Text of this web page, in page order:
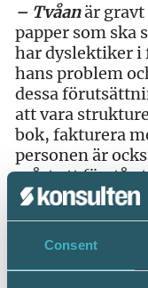
Consent
– Tvåanär gravt
papper som ska
har dyslektiker
hans problem
dessa
att vara
bok, fakturera
personen är
svårt att förstå
med sina
hur han bör
konsekvenser